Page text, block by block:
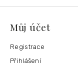
Můj účet
Registrace
Přihlášení